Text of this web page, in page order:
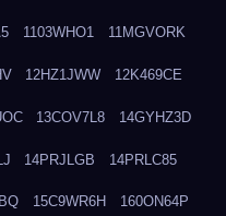
1103WHO1 11MGVORK
12HZ1JWW 12K469CE
13COV7L8 14GYHZ3D
14PRJLGB 14PRLC85
15C9WR6H 160ON64P